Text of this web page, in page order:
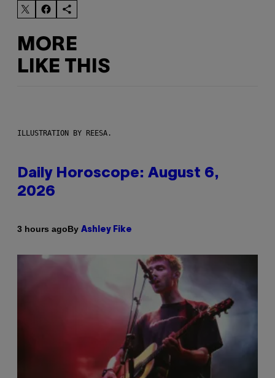
MORE
LIKE THIS
ILLUSTRATION BY REESA.
Daily Horoscope: August 6,
2026
3 hours agoBy Ashley Fike